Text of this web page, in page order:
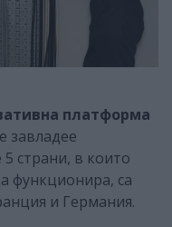
платформа
завладее
страни, в които
функционира, са
и Германия.